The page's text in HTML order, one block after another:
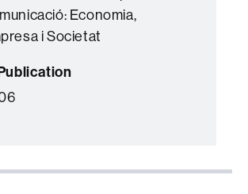
Economia,
i Societat